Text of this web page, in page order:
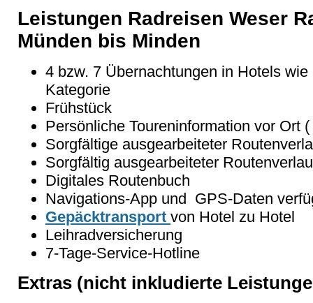
Leistungen Radreisen Weser
Münden bis Minden
4 bzw. 7 Übernachtungen in Hotels
Kategorie
Frühstück
Persönliche Toureninformation vor Ort
Sorgfältige ausgearbeiteter
Sorgfältig ausgearbeiteter
Digitales Routenbuch
Navigations-App und GPS-Daten
Gepäcktransport von Hotel zu Hotel
Leihradversicherung
7-Tage-Service-Hotline
Extras (nicht inkludierte